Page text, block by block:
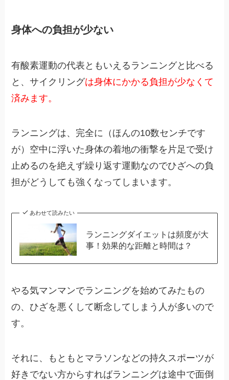
身体への負担が少ない
有酸素運動の代表ともいえるランニングと比べる
と、サイクリングは身体にかかる負担が少なくて
済みます。
ランニングは、完全に（ほんの10数センチです
が）空中に浮いた身体の着地の衝撃を片足で受け
止めるのを絶えず繰り返す運動なのでひざへの負
担がどうしても強くなってしまいます。
あわせて読みたい
ランニングダイエットは頻度が大
事！効果的な距離と時間は？
やる気マンマンでランニングを始めてみたもの
の、ひざを悪くして断念してしまう人が多いので
す。
それに、もともとマラソンなどの持久スポーツが
好きでない方からすればランニングは途中で面倒